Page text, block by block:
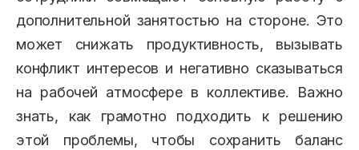
дополнительной занятостью на стороне. Это
может снижать продуктивность, вызывать
конфликт интересов и негативно сказываться
на рабочей атмосфере в коллективе. Важно
знать, как грамотно подходить к решению
этой проблемы, чтобы сохранить баланс